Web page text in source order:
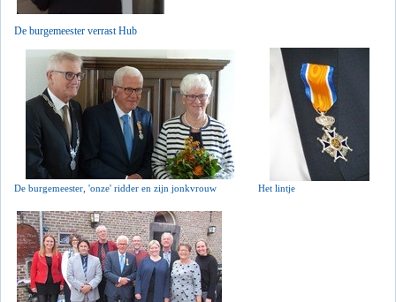
De burgemeester verrast Hub
De burgemeester, 'onze' ridder en zijn jonkvrouw Het lintje